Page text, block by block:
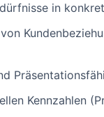
in
Kennzahlen